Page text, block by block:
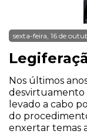
sexta-feira, 16 de
Nos últimos
desvirtuamento
levado a cabo
do
enxertar temas